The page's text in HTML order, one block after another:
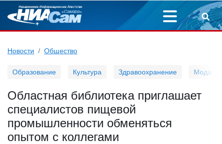
Новости Общество
Образование Культура Здравоохранение Мода
Областная библиотека приглашает
специалистов пищевой
промышленности обменяться
опытом с коллегами